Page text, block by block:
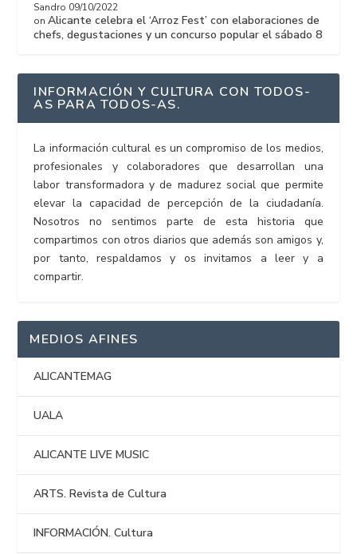
Sandro 09/10/2022
onAlicante celebra el ‘Arroz Fest’ con elaboraciones de
chefs, degustaciones y un concurso popular el sábado 8
INFORMACIÓN Y CULTURA CON TODOS-
AS PARA TODOS-AS.
La información cultural es un compromiso de los medios,
profesionales y colaboradores que desarrollan una
labor transformadora y de madurez social que permite
elevar la capacidad de percepción de la ciudadanía.
Nosotros no sentimos parte de esta historia que
compartimos con otros diarios que además son amigos y,
por tanto, respaldamos y os invitamos a leer y a
compartir.
MEDIOS AFINES
ALICANTEMAG
UALA
ALICANTE LIVE MUSIC
ARTS. Revista de Cultura
INFORMACIÓN. Cultura